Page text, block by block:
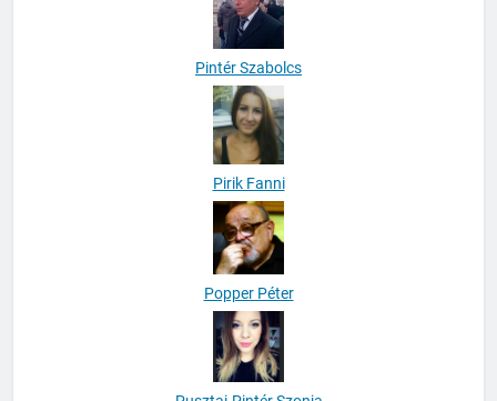
Pintér Szabolcs
Pirik Fanni
Popper Péter